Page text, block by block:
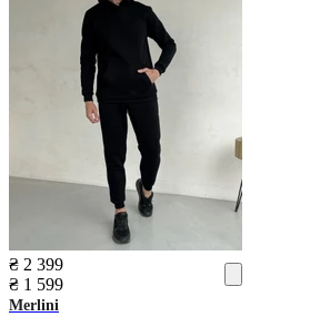
₴ 2 399
₴ 1 599
Merlini